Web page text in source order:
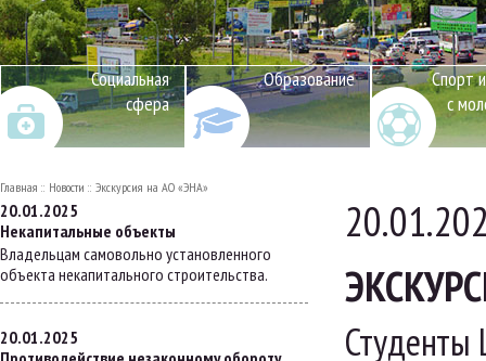
Социальная
сфера
Образование
Спорт
с
Главная Новости Экскурсия на АО «ЭНА»
20.01.2025
Некапитальные объекты
Владельцам самовольно установленного
объекта некапитального строительства.
20.01.2025
Студенты